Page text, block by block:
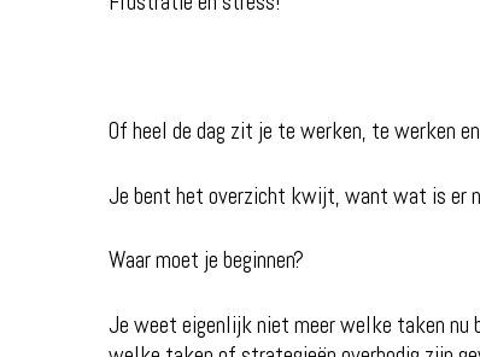
Of heel de dag zit je te werken, te werken
Je bent het overzicht kwijt, want wat is er
Waar moet je beginnen?
Je weet eigenlijk niet meer welke taken nu